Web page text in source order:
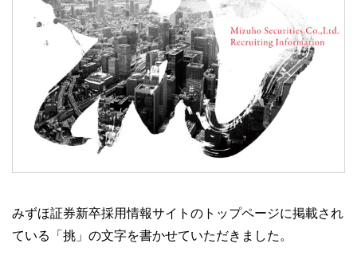
みずほ証券新卒採用情報サイトのトップページに掲載され
ている「挑」の文字を書かせていただきました。